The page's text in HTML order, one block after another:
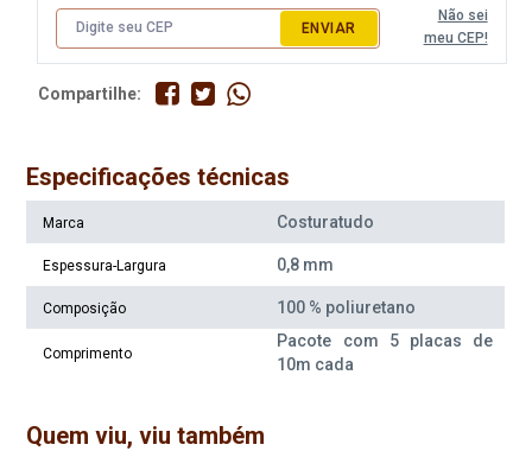
ENVIAR
Não sei
meu CEP!
Compartilhe:
Especificações técnicas
Marca Costuratudo
Espessura-Largura 0,8 mm
Composição 100 % poliuretano
Comprimento
Pacote com 5 placas de
10m cada
Quem viu, viu também